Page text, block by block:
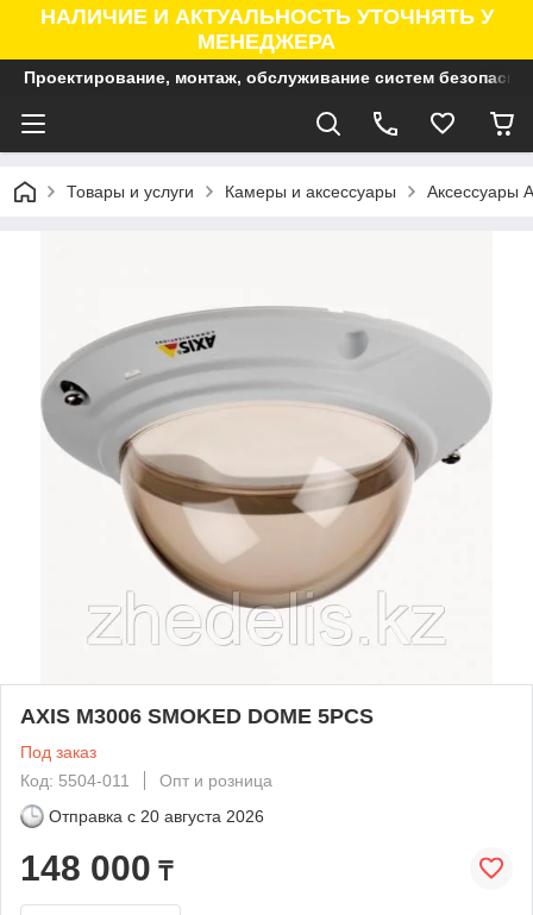
НАЛИЧИЕ И АКТУАЛЬНОСТЬ УТОЧНЯТЬ У
МЕНЕДЖЕРА
Проектирование, монтаж, обслуживание систем
Товары и услуги Камеры и аксессуары Аксессуары
AXIS M3006 SMOKED DOME 5PCS
Под заказ
Код: 5504-011
Опт и розница
Отправка с 20 августа 2026
148 000 ₸